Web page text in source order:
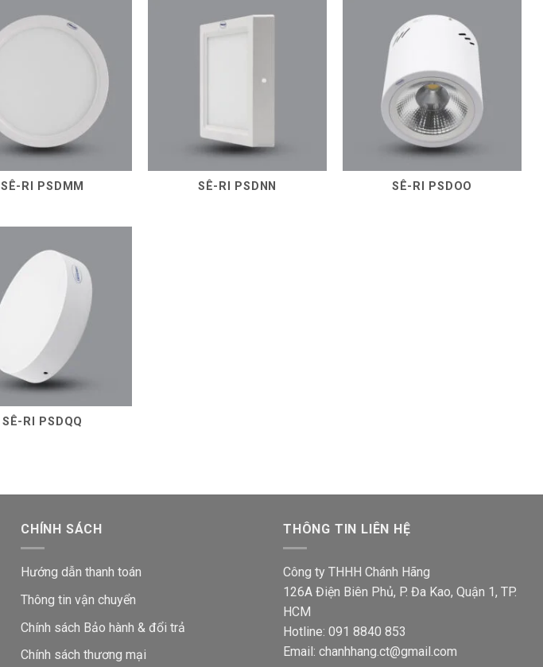
SÊ-RI PSDMM SÊ-RI PSDNN SÊ-RI PSDOO
SÊ-RI PSDQQ
CHÍNH SÁCH
Hướng dẫn thanh toán
Thông tin vận chuyển
Chính sách Bảo hành & đổi trả
Chính sách thương mại
THÔNG TIN LIÊN HỆ
Công ty THHH Chánh Hãng
126A Điện Biên Phủ, P. Đa Kao, Quận 1, TP.
HCM
Hotline: 091 8840 853
Email: chanhhang.ct@gmail.com